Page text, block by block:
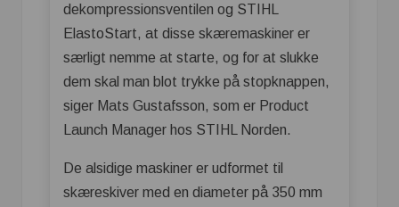
dekompressionsventilen og STIHL
ElastoStart, at disse skæremaskiner er
særligt nemme at starte, og for at slukke
dem skal man blot trykke på stopknappen,
siger Mats Gustafsson, som er Product
Launch Manager hos STIHL Norden.
De alsidige maskiner er udformet til
skæreskiver med en diameter på 350 mm